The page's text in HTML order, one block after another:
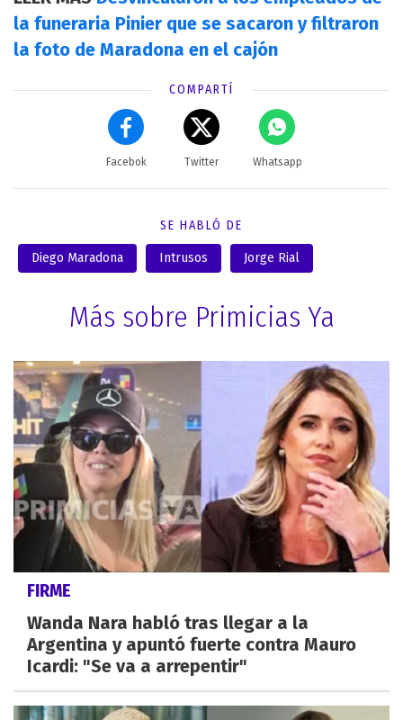
la funeraria Pinier que se sacaron y filtraron
la foto de Maradona en el cajón
COMPARTÍ
Facebok Twitter Whatsapp
SE HABLÓ DE
Diego Maradona Intrusos Jorge Rial
Más sobre Primicias Ya
FIRME
Wanda Nara habló tras llegar a la
Argentina y apuntó fuerte contra Mauro
Icardi: "Se va a arrepentir"